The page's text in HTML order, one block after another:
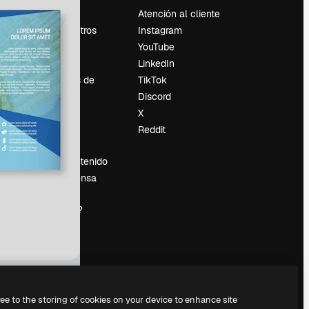
Precios
Sobre nosotros
Reviews
Empleo
Tendencias de
búsqueda
Blog
Eventos
Slidesgo
Vender contenido
Sala de prensa
magnific.ai?
Atención al cliente
Instagram
YouTube
LinkedIn
TikTok
Discord
X
Reddit
to the storing of cookies on your device to enhance site